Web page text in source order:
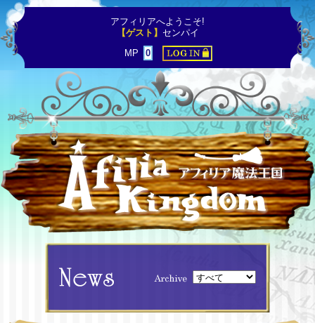
アフィリアへようこそ!
【ゲスト】 センパイ
MP
0